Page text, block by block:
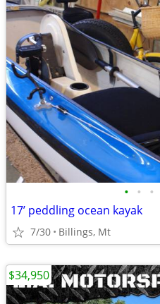
• • •
17’ peddling ocean kayak
7/30 Billings, Mt
$34,950